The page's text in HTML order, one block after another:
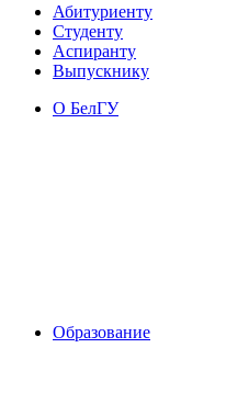
Абитуриенту
Студенту
Аспиранту
Выпускнику
О БелГУ
Образование